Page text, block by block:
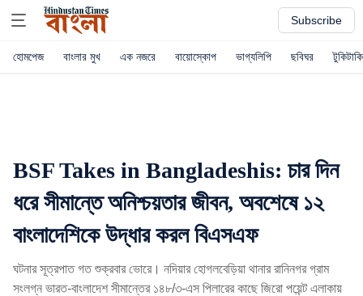
Subscribe
হোমপেজ বাংলার মুখ এক নজরে বায়োস্কোপ ভাগ্যলিপি ছবিঘর টুকিটাকি
BSF Takes in Bangladeshis: চার দিন
ধরে সীমান্তে অনিশ্চয়তার জীবন, অবশেষে ১২
বাংলাদেশিকে উদ্ধার করল বিএসএফ
ঘটনার সূত্রপাত গত শুক্রবার ভোরে। নদিয়ার হোগলবেড়িয়া থানার রানিনগর গ্রাম
সংলগ্ন ভারত-বাংলাদেশ সীমান্তের ১৪৮/৩-এস পিলারের কাছে জিরো পয়েন্ট এলাকায়